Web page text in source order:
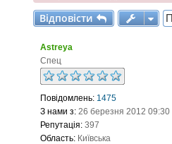
Відповісти
Відповісти
Astreya
Спец
Повідомлень: 1475
З нами з: 26 березня 2012 09:30
Репутація: 397
Область: Київська